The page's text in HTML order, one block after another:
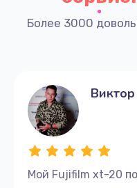
Более 3000
Мой Fujifilm xt-20
Виктор